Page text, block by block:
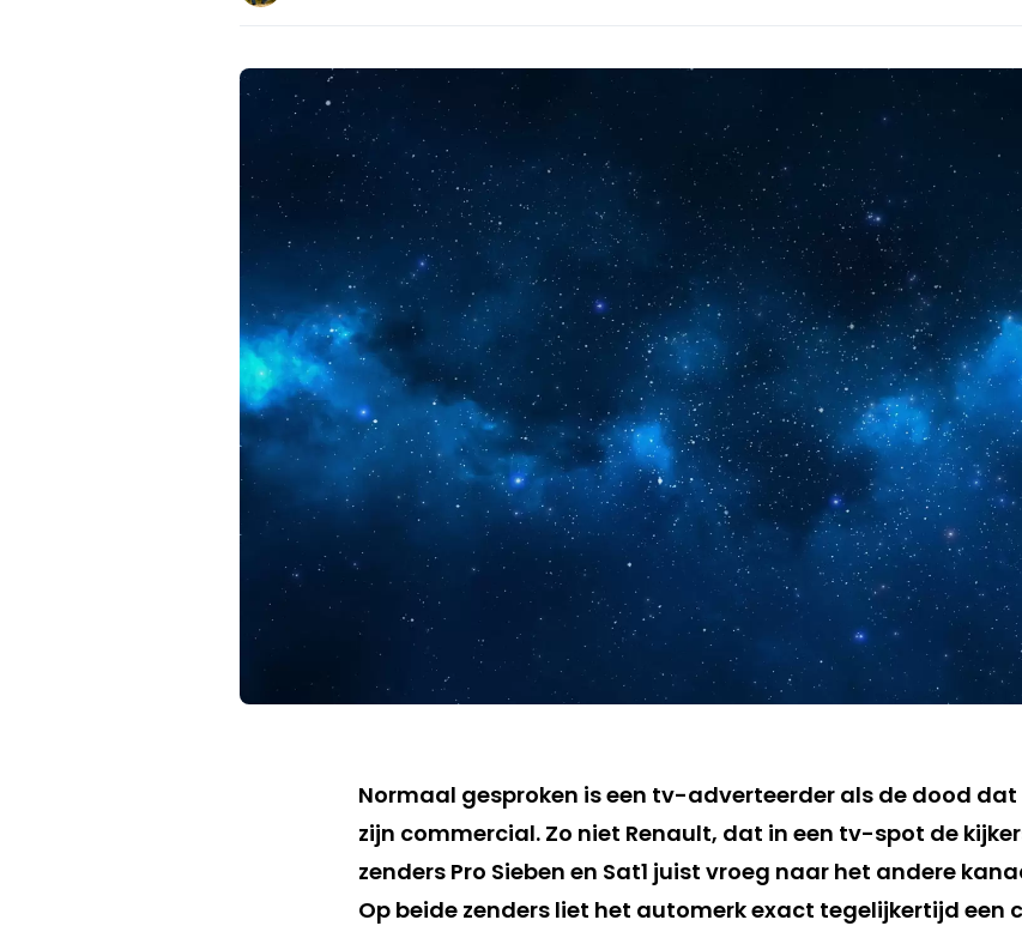
Normaal gesproken is een tv-adverteerder als de dood dat
zijn commercial. Zo niet Renault, dat in een tv-spot de
zenders Pro Sieben en Sat1 juist vroeg naar het andere
Op beide zenders liet het automerk exact tegelijkertijd een